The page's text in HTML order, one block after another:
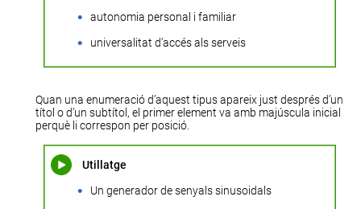
autonomia personal i familiar
universalitat d’accés als serveis
Quan una enumeració d’aquest tipus apareix just després d’un
títol o d’un subtítol, el primer element va amb majúscula inicial
perquè li correspon per posició.
Utillatge
Un generador de senyals sinusoidals